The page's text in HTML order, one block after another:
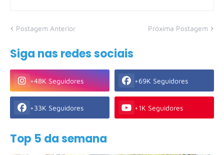
Postagem Anterior Próxima Postagem
Siga nas redes sociais
+48K Seguidores +69K Seguidores
+33K Seguidores +1K Seguidores
Top 5 da semana